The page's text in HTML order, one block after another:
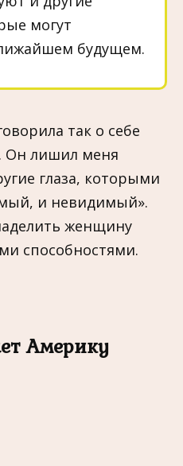
могут
будущем.
так о себе
Он лишил меня
глаза, которыми
и невидимый».
женщину
способностями.
Америку